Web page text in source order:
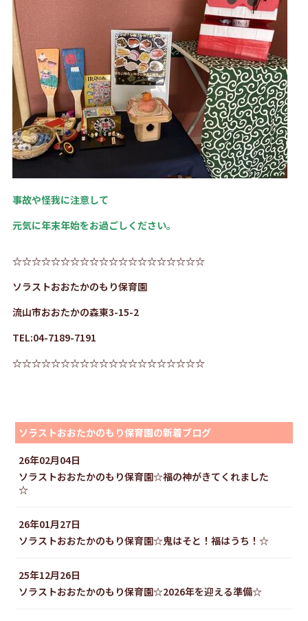
事故や怪我に注意して
元気に年末年始をお過ごしください。
☆☆☆☆☆☆☆☆☆☆☆☆☆☆☆☆☆☆☆☆
ソラストおおたかのもり保育園
流山市おおたかの森東3-15-2
TEL:04-7189-7191
☆☆☆☆☆☆☆☆☆☆☆☆☆☆☆☆☆☆☆☆
ソラストおおたかのもり保育園の新着ブログ
26年02月04日
ソラストおおたかのもり保育園☆福の神がきてくれました
☆
26年01月27日
ソラストおおたかのもり保育園☆鬼はそと！福はうち！☆
25年12月26日
ソラストおおたかのもり保育園☆2026年を迎える準備☆